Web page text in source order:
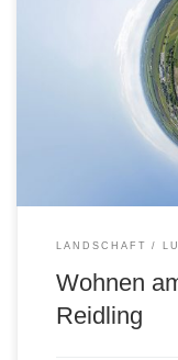
Die ersten
360×180°
Einmal aus 70
LANDSCHAFT
Wohnen
Reidling